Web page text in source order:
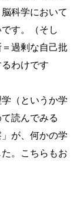
科学において
す。（そし
過剰な自己批
わけです
（というか学
読んでみる
が、何かの学
。こちらもお